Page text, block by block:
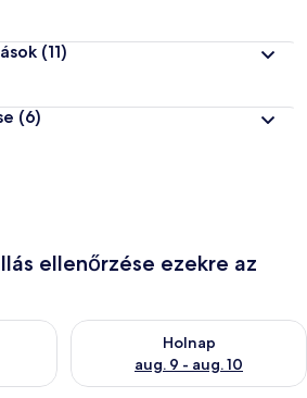
(11)
(6)
ellenőrzése ezekre az
ellenőrzése: aug. 8 - aug. 9
Holnap
aug. 9 - aug. 10
A holnapi rendelkezésre állás